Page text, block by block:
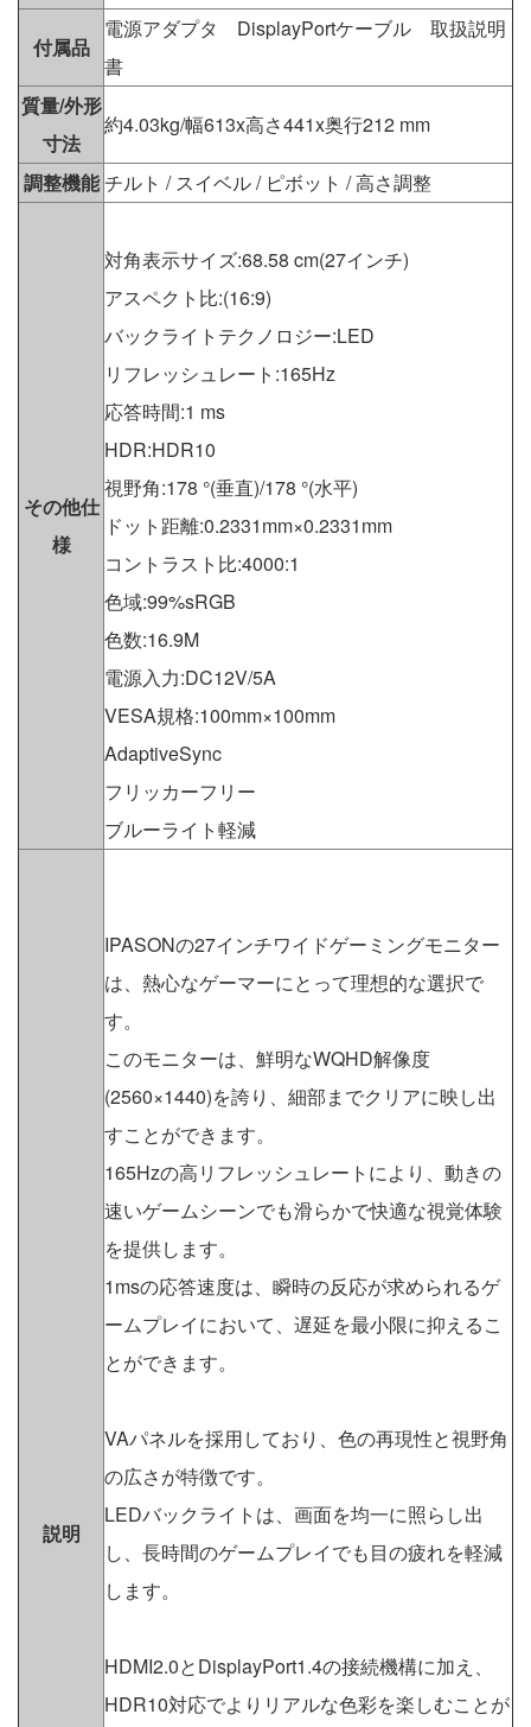
付属品
電源アダプタ DisplayPortケーブル 取扱説明
書
質量/外形
寸法
約4.03kg/幅613x高さ441x奥行212 mm
調整機能チルト / スイベル / ピボット / 高さ調整
その他仕
様
対角表示サイズ:68.58 cm(27インチ)
アスペクト比:(16:9)
バックライトテクノロジー:LED
リフレッシュレート:165Hz
応答時間:1 ms
HDR:HDR10
視野角:178 °(垂直)/178 °(水平)
ドット距離:0.2331mm×0.2331mm
コントラスト比:4000:1
色域:99%sRGB
色数:16.9M
電源入力:DC12V/5A
VESA規格:100mm×100mm
AdaptiveSync
フリッカーフリー
ブルーライト軽減
説明
IPASONの27インチワイドゲーミングモニター
は、熱心なゲーマーにとって理想的な選択で
す。
このモニターは、鮮明なWQHD解像度
(2560×1440)を誇り、細部までクリアに映し出
すことができます。
165Hzの高リフレッシュレートにより、動きの
速いゲームシーンでも滑らかで快適な視覚体験
を提供します。
1msの応答速度は、瞬時の反応が求められるゲ
ームプレイにおいて、遅延を最小限に抑えるこ
とができます。
VAパネルを採用しており、色の再現性と視野角
の広さが特徴です。
LEDバックライトは、画面を均一に照らし出
し、長時間のゲームプレイでも目の疲れを軽減
します。
HDMI2.0とDisplayPort1.4の接続機構に加え、
HDR10対応でよりリアルな色彩を楽しむことが